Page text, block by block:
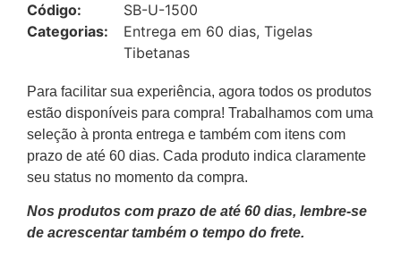
Código:
SB-U-1500
Categorias:
Entrega em 60 dias, Tigelas
Tibetanas
Para facilitar sua experiência, agora todos os produtos
estão disponíveis para compra! Trabalhamos com uma
seleção à pronta entrega e também com itens com
prazo de até 60 dias. Cada produto indica claramente
seu status no momento da compra.
Nos produtos com prazo de até 60 dias, lembre-se
de acrescentar também o tempo do frete.